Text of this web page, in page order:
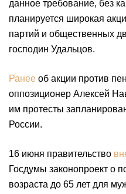
данное требование, без
планируется широкая
партий и общественных
господин Удальцов.
Ранее об акции против
оппозиционер Алексей
им протесты
России.
16 июня правительство
Госдумы законопроект о
возраста до 65 лет для